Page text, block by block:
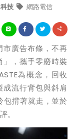
技 網路電信
廣告布條，不再
，攜手零廢時裝
為概念，回收
流行背包與斜肩
包揹著就走，並於
。